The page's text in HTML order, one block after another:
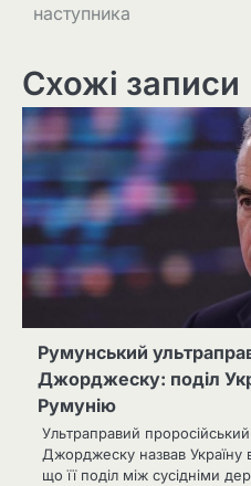
наступника
Схожі записи
Румунський
Джорджеску: поділ
Румунію
Ультраправий
Джорджеску назвав Україну
що її поділ між сусідніми